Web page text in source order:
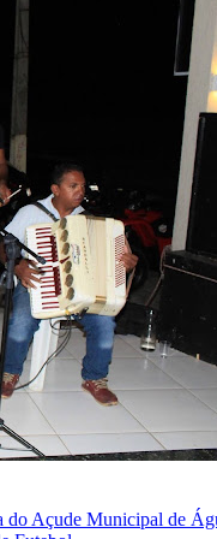
do Açude Municipal de